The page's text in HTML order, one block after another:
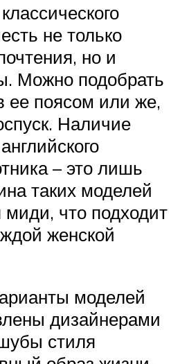
не только
но и
Можно подобрать
ее поясом или же,
Наличие
– это лишь
таких моделей
что подходит
женской
моделей
дизайнерами
стиля